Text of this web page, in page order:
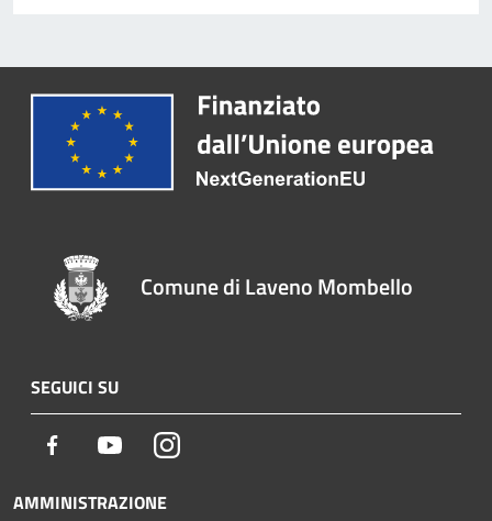
Comune di Laveno Mombello
SEGUICI SU
Facebook YoutubeInstagram
AMMINISTRAZIONE